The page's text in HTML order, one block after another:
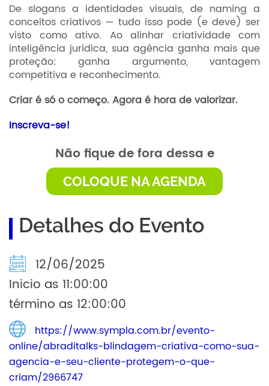
De slogans a identidades visuais, de naming a
conceitos criativos — tudo isso pode (e deve) ser
visto como ativo. Ao alinhar criatividade com
inteligência jurídica, sua agência ganha mais que
proteção: ganha argumento, vantagem
competitiva e reconhecimento.
Criar é só o começo. Agora é hora de valorizar.
Inscreva-se!
Não fique de fora dessa e
COLOQUE NA AGENDA
Detalhes do Evento
12/06/2025
Inicio as 11:00:00
término as 12:00:00
https://www.sympla.com.br/evento-
online/abraditalks-blindagem-criativa-como-sua-
agencia-e-seu-cliente-protegem-o-que-
criam/2966747